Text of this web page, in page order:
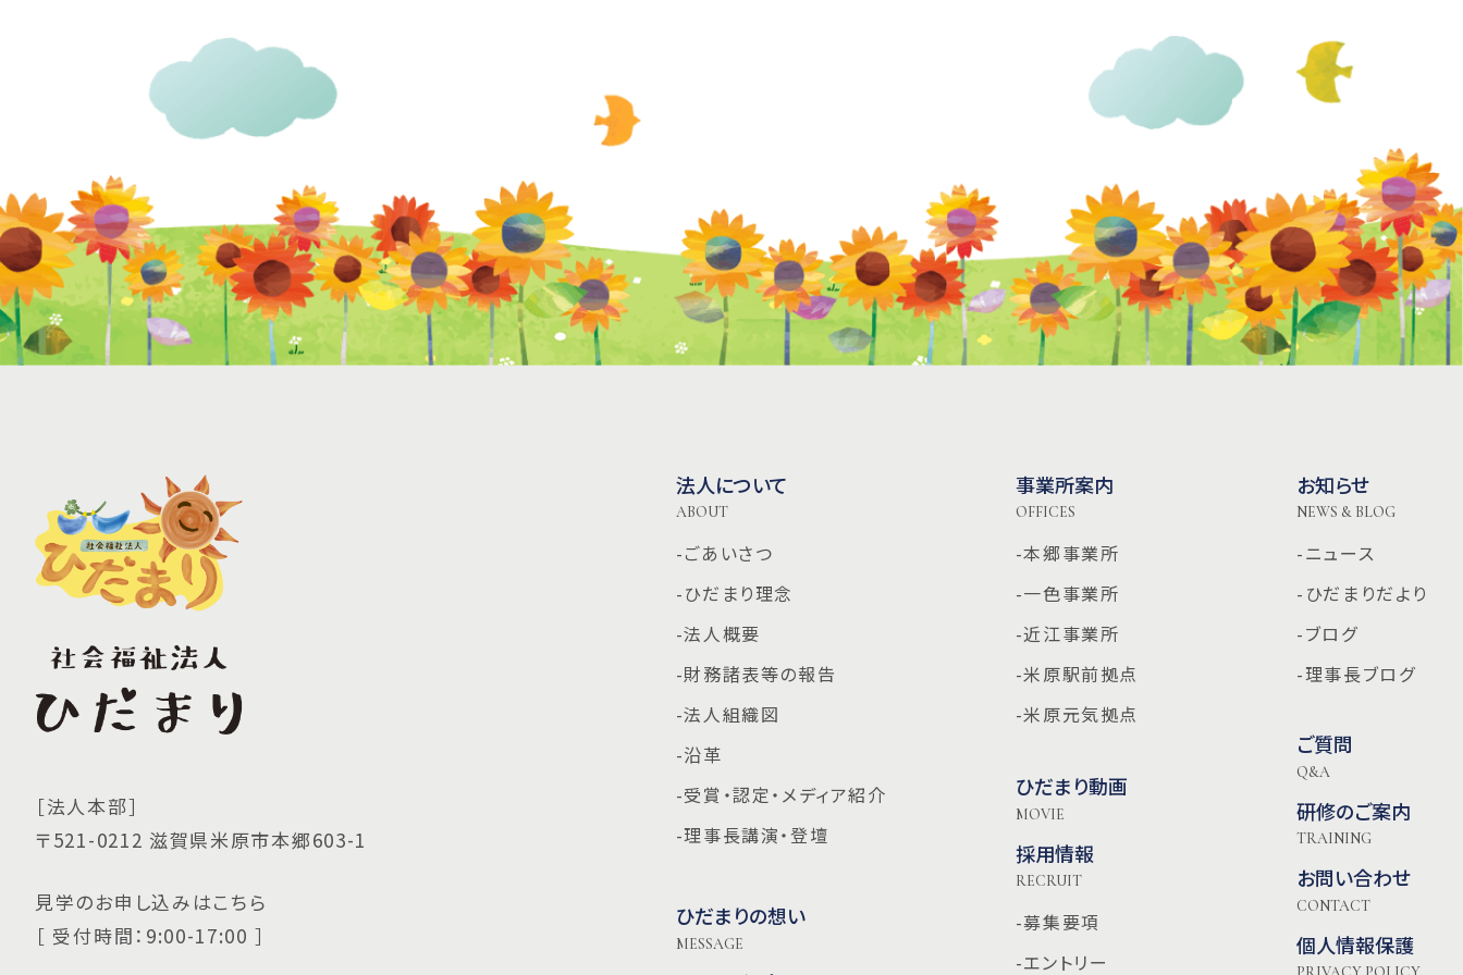
［法人本部］
〒521-0212 滋賀県米原市本郷603-1
見学のお申し込みはこちら
［ 受付時間：9:00-17:00 ］
法人について
ABOUT
-ごあいさつ
-ひだまり理念
-法人概要
-財務諸表等の報告
-法人組織図
-沿革
-受賞・認定・メディア紹介
-理事長講演・登壇
ひだまりの想い
MESSAGE
事業所案内
OFFICES
-本郷事業所
-一色事業所
-近江事業所
-米原駅前拠点
-米原元気拠点
ひだまり動画
MOVIE
採用情報
RECRUIT
-募集要項
-エントリー
お知らせ
NEWS & BLOG
-ニュース
-ひだまりだより
-ブログ
-理事長ブログ
ご質問
Q&A
研修のご案内
TRAINING
お問い合わせ
CONTACT
個人情報保護